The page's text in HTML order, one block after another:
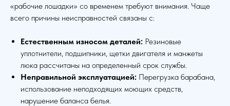
«рабочие лошадки» со временем требуют внимания. Чаще
всего причины неисправностей связаны с:
Естественным износом деталей: Резиновые
уплотнители, подшипники, щетки двигателя и манжеты
люка рассчитаны на определенный срок службы.
Неправильной эксплуатацией: Перегрузка барабана,
использование неподходящих моющих средств,
нарушение баланса белья.